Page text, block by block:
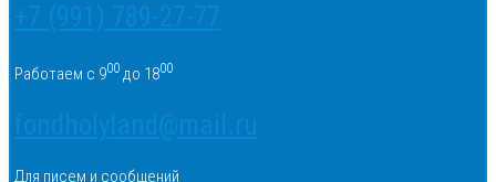
+7 (991) 789-27-77
Работаем с 900 до 1800
fondholyland@mail.ru
Для писем и сообщений